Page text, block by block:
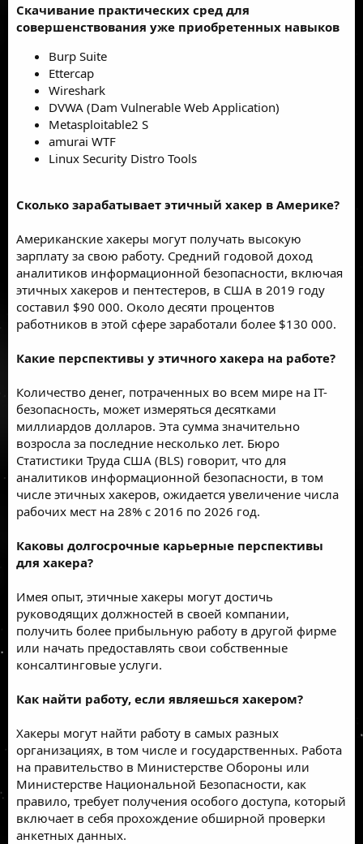
Скачивание практических сред для
совершенствования уже приобретенных навыков
Burp Suite
Ettercap
Wireshark
DVWA (Dam Vulnerable Web Application)
Metasploitable2 S
amurai WTF
Linux Security Distro Tools
Сколько зарабатывает этичный хакер в Америке?
Американские хакеры могут получать высокую
зарплату за свою работу. Средний годовой доход
аналитиков информационной безопасности, включая
этичных хакеров и пентестеров, в США в 2019 году
составил $90 000. Около десяти процентов
работников в этой сфере заработали более $130 000.
Какие перспективы у этичного хакера на работе?
Количество денег, потраченных во всем мире на IТ-
безопасность, может измеряться десятками
миллиардов долларов. Эта сумма значительно
возросла за последние несколько лет. Бюро
Статистики Труда США (BLS) говорит, что для
аналитиков информационной безопасности, в том
числе этичных хакеров, ожидается увеличение числа
рабочих мест на 28% с 2016 по 2026 год.
Каковы долгосрочные карьерные перспективы
для хакера?
Имея опыт, этичные хакеры могут достичь
руководящих должностей в своей компании,
получить более прибыльную работу в другой фирме
или начать предоставлять свои собственные
консалтинговые услуги.
Как найти работу, если являешься хакером?
Хакеры могут найти работу в самых разных
организациях, в том числе и государственных. Работа
на правительство в Министерстве Обороны или
Министерстве Национальной Безопасности, как
правило, требует получения особого доступа, который
включает в себя прохождение обширной проверки
анкетных данных.